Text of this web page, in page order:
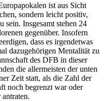
ist aus Sicht
sondern leicht positiv,
sein. Insgesamt stehen 24
gegenüber. Insofern
dass es irgendetwas
dazugehörigen Mentalität zu
des DFB in dieser
die allermeisten der unten
Zeit statt, als die Zahl der
noch begrenzt war oder